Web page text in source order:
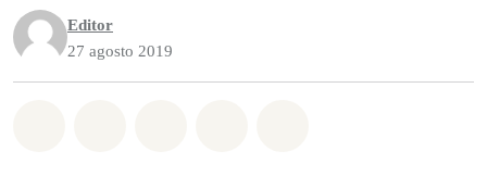
Editor
27 agosto 2019